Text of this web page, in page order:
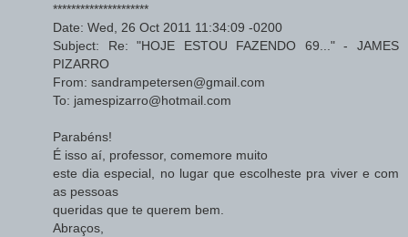
*********************
Date: Wed, 26 Oct 2011 11:34:09 -0200
Subject: Re: "HOJE ESTOU FAZENDO 69..." - JAMES
PIZARRO
From: sandrampetersen@gmail.com
To: jamespizarro@hotmail.com
Parabéns!
É isso aí, professor, comemore muito
este dia especial, no lugar que escolheste pra viver e com
as pessoas
queridas que te querem bem.
Abraços,